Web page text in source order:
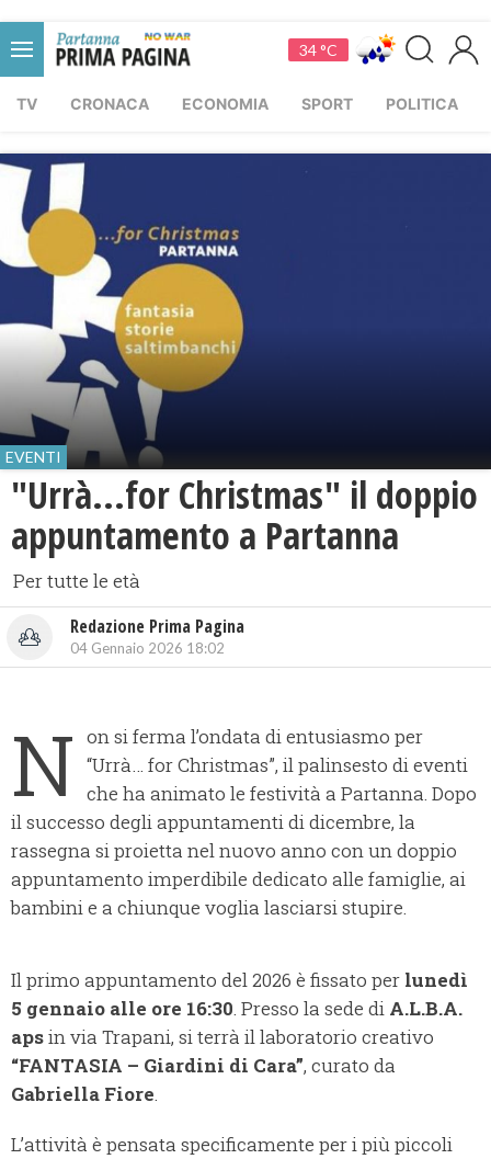
34 °C
TV CRONACA ECONOMIA SPORT POLITICA
EVENTI
"Urrà...for Christmas" il doppio
appuntamento a Partanna
Per tutte le età
Redazione Prima Pagina
04 Gennaio 2026 18:02
N on si ferma l’ondata di entusiasmo per
“Urrà… for Christmas”, il palinsesto di eventi
che ha animato le festività a Partanna. Dopo
il successo degli appuntamenti di dicembre, la
rassegna si proietta nel nuovo anno con un doppio
appuntamento imperdibile dedicato alle famiglie, ai
bambini e a chiunque voglia lasciarsi stupire.
Il primo appuntamento del 2026 è fissato per lunedì
5 gennaio alle ore 16:30. Presso la sede di A.L.B.A.
apsin via Trapani, si terrà il laboratorio creativo
“FANTASIA – Giardini di Cara”, curato da
Gabriella Fiore.
L’attività è pensata specificamente per i più piccoli